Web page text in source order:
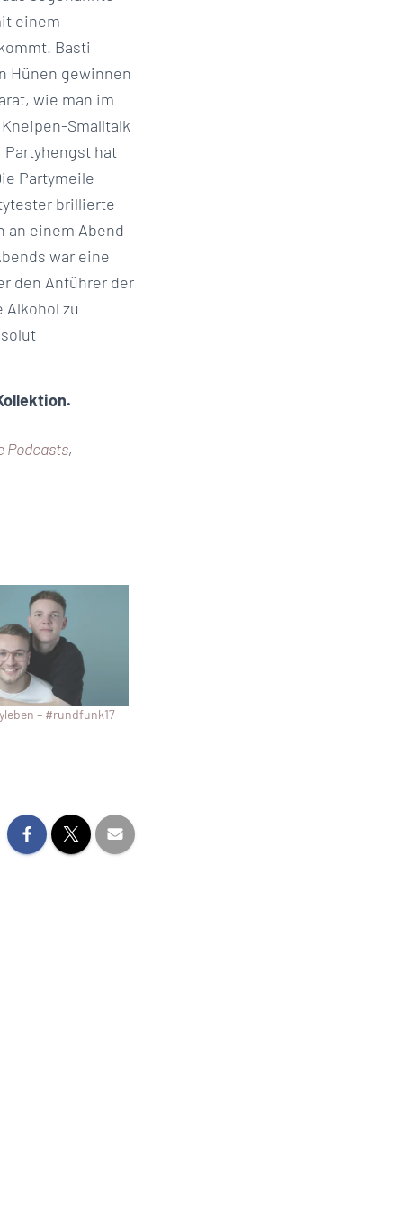
einem
Basti
Hünen gewinnen
wie man im
Smalltalk
hat
Partymeile
brillierte
an einem Abend
war eine
den Anführer der
Alkohol zu
Podcasts,
– #rundfunk17